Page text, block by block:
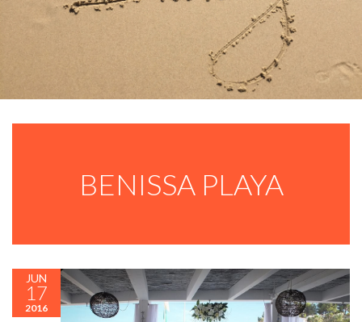
BENISSA PLAYA
JUN
17
2016